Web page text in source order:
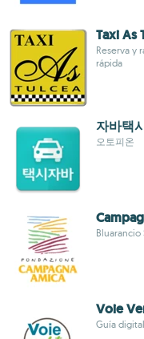
Taxi As
Reserva y
rápida
자바택
오토피온
Bluarancio
Voie
Guía